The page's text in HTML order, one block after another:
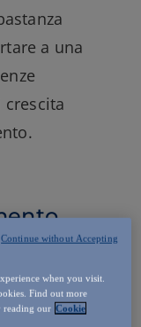
a una
acido folico
when you visit.
Find out more
reading our Cookie
Continue without Accepting